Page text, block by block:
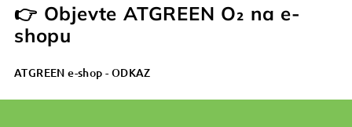
👉 Objevte ATGREEN O₂ na e-
shopu
ATGREEN e-shop - ODKAZ